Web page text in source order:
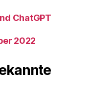
ChatGPT
2022